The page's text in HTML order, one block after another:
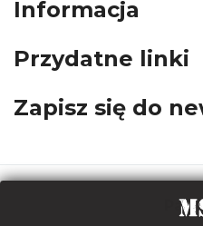
Informacja
Przydatne linki
Zapisz się do